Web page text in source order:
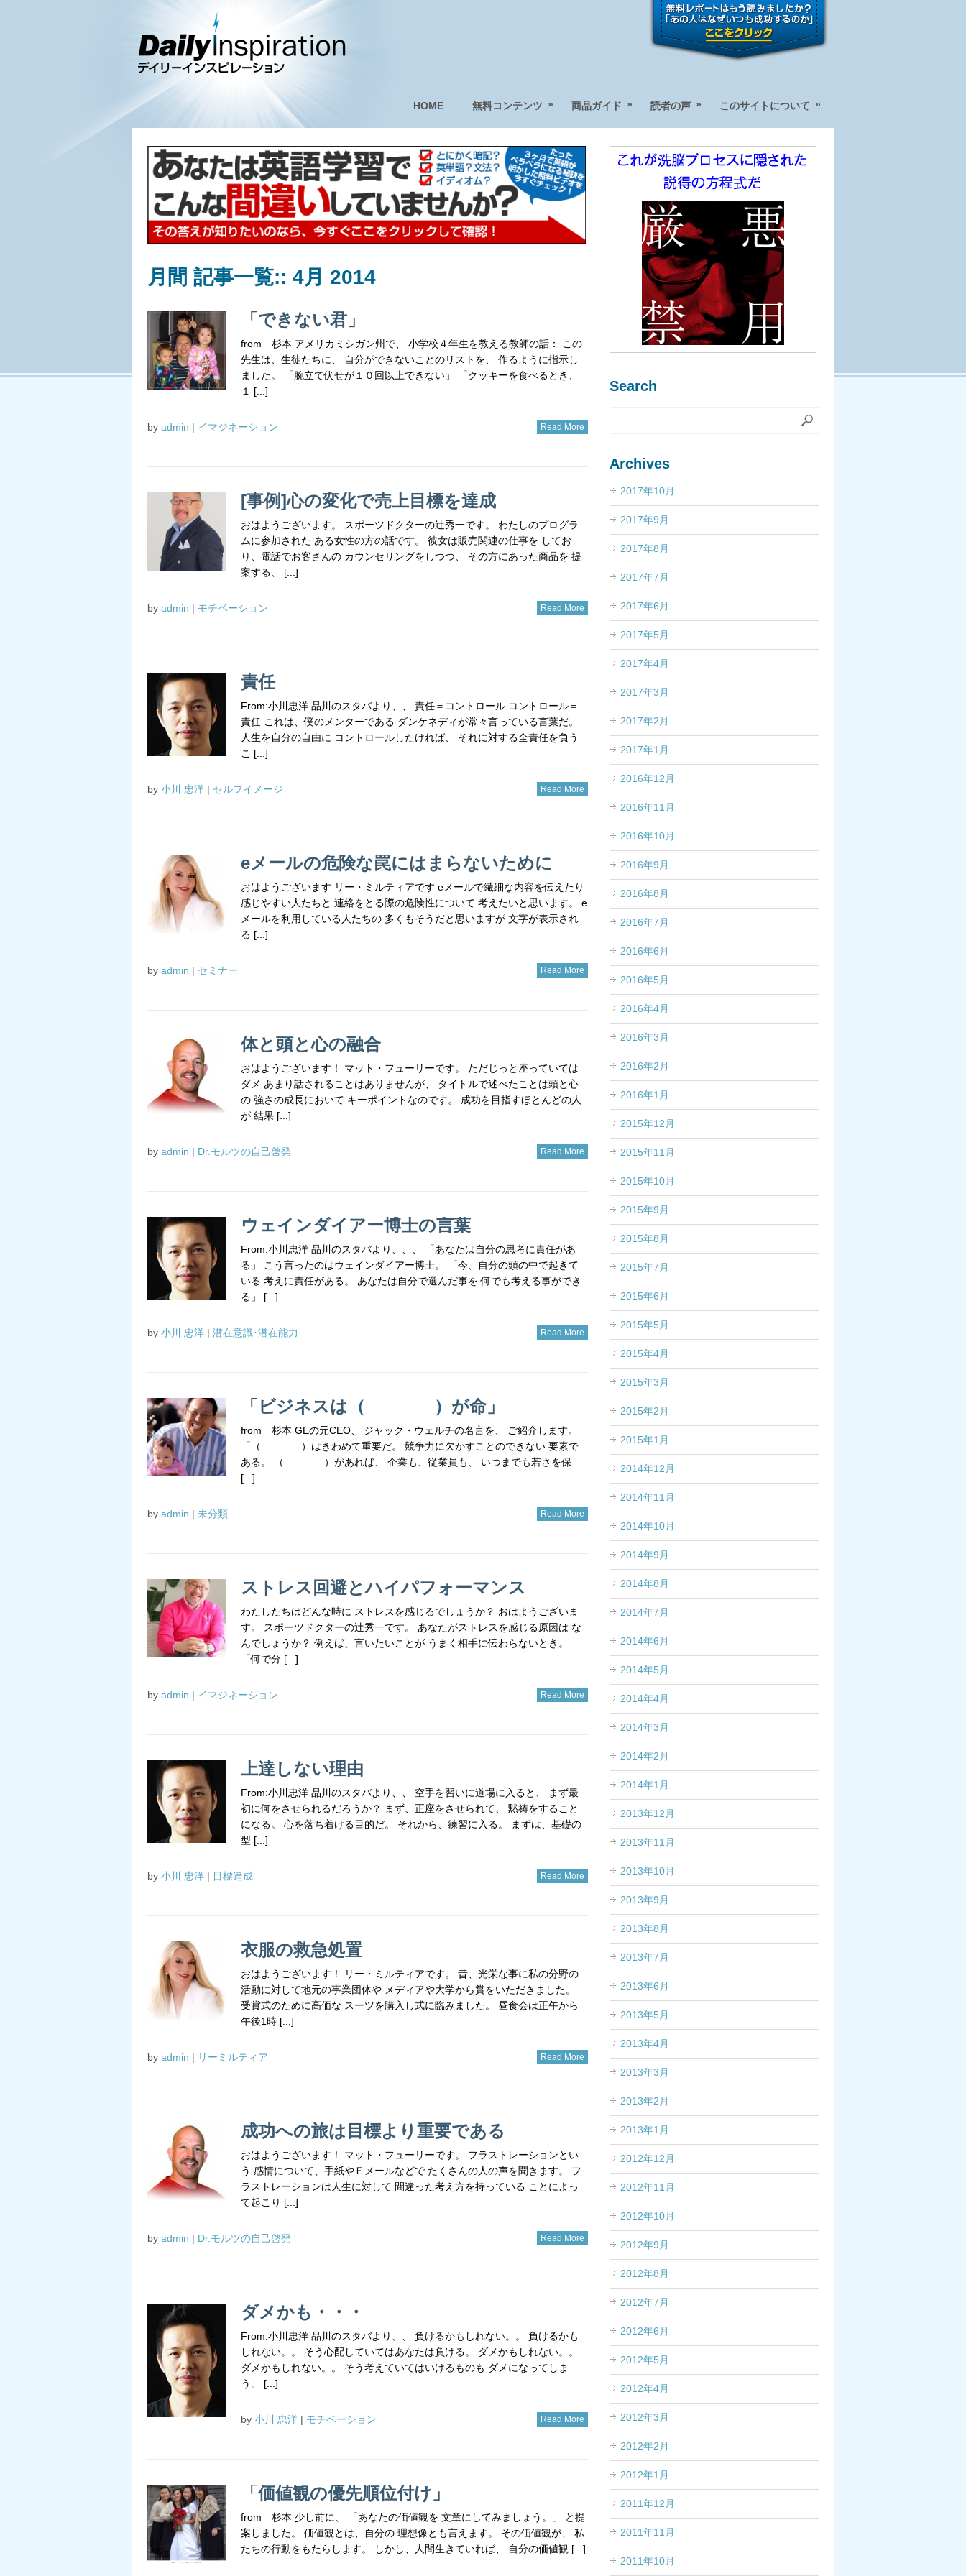
HOME 無料コンテンツ » 商品ガイド » 読者の声 » このサイトについて »
月間 記事一覧:: 4月 2014
「できない君」
from 杉本 アメリカミシガン州で、 小学校４年生を教える教師の話： この
先生は、生徒たちに、 自分ができないことのリストを、 作るように指示し
ました。 「腕立て伏せが１０回以上できない」 「クッキーを食べるとき、
１ [...]
by admin | イマジネーション Read More
[事例]心の変化で売上目標を達成
おはようございます。 スポーツドクターの辻秀一です。 わたしのプログラ
ムに参加された ある女性の方の話です。 彼女は販売関連の仕事を してお
り、電話でお客さんの カウンセリングをしつつ、 その方にあった商品を 提
案する、 [...]
by admin | モチベーション Read More
責任
From:小川忠洋 品川のスタバより、、 責任＝コントロール コントロール＝
責任 これは、僕のメンターである ダンケネディが常々言っている言葉だ。
人生を自分の自由に コントロールしたければ、 それに対する全責任を負う
こ [...]
by 小川 忠洋 | セルフイメージ Read More
eメールの危険な罠にはまらないために
おはようございます リー・ミルティアです eメールで繊細な内容を伝えたり
感じやすい人たちと 連絡をとる際の危険性について 考えたいと思います。 e
メールを利用している人たちの 多くもそうだと思いますが 文字が表示され
る [...]
by admin | セミナー Read More
体と頭と心の融合
おはようございます！ マット・フューリーです。 ただじっと座っていては
ダメ あまり話されることはありませんが、 タイトルで述べたことは頭と心
の 強さの成長において キーポイントなのです。 成功を目指すほとんどの人
が 結果 [...]
by admin | Dr.モルツの自己啓発 Read More
ウェインダイアー博士の言葉
From:小川忠洋 品川のスタバより、、、 「あなたは自分の思考に責任があ
る」 こう言ったのはウェインダイアー博士。 「今、自分の頭の中で起きて
いる 考えに責任がある。 あなたは自分で選んだ事を 何でも考える事ができ
る」 [...]
by 小川 忠洋 | 潜在意識･潜在能力 Read More
「ビジネスは（ ）が命」
from 杉本 GEの元CEO、 ジャック・ウェルチの名言を、 ご紹介します。
「（ ）はきわめて重要だ。 競争力に欠かすことのできない 要素で
ある。 （ ）があれば、 企業も、従業員も、 いつまでも若さを保
[...]
by admin | 未分類 Read More
ストレス回避とハイパフォーマンス
わたしたちはどんな時に ストレスを感じるでしょうか？ おはようございま
す。 スポーツドクターの辻秀一です。 あなたがストレスを感じる原因は な
んでしょうか？ 例えば、言いたいことが うまく相手に伝わらないとき。
「何で分 [...]
by admin | イマジネーション Read More
上達しない理由
From:小川忠洋 品川のスタバより、、 空手を習いに道場に入ると、 まず最
初に何をさせられるだろうか？ まず、正座をさせられて、 黙祷をすること
になる。 心を落ち着ける目的だ。 それから、練習に入る。 まずは、基礎の
型 [...]
by 小川 忠洋 | 目標達成 Read More
衣服の救急処置
おはようございます！ リー・ミルティアです。 昔、光栄な事に私の分野の
活動に対して地元の事業団体や メディアや大学から賞をいただきました。
受賞式のために高価な スーツを購入し式に臨みました。 昼食会は正午から
午後1時 [...]
by admin | リーミルティア Read More
成功への旅は目標より重要である
おはようございます！ マット・フューリーです。 フラストレーションとい
う 感情について、手紙やＥメールなどで たくさんの人の声を聞きます。 フ
ラストレーションは人生に対して 間違った考え方を持っている ことによっ
て起こり [...]
by admin | Dr.モルツの自己啓発 Read More
ダメかも・・・
From:小川忠洋 品川のスタバより、、 負けるかもしれない。。 負けるかも
しれない。。 そう心配していてはあなたは負ける。 ダメかもしれない。。
ダメかもしれない。。 そう考えていてはいけるものも ダメになってしま
う。 [...]
by 小川 忠洋 | モチベーション Read More
「価値観の優先順位付け」
from 杉本 少し前に、 「あなたの価値観を 文章にしてみましょう。」 と提
案しました。 価値観とは、自分の 理想像とも言えます。 その価値観が、 私
たちの行動をもたらします。 しかし、人間生きていれば、 自分の価値観 [...]
Search
Archives
2017年10月
2017年9月
2017年8月
2017年7月
2017年6月
2017年5月
2017年4月
2017年3月
2017年2月
2017年1月
2016年12月
2016年11月
2016年10月
2016年9月
2016年8月
2016年7月
2016年6月
2016年5月
2016年4月
2016年3月
2016年2月
2016年1月
2015年12月
2015年11月
2015年10月
2015年9月
2015年8月
2015年7月
2015年6月
2015年5月
2015年4月
2015年3月
2015年2月
2015年1月
2014年12月
2014年11月
2014年10月
2014年9月
2014年8月
2014年7月
2014年6月
2014年5月
2014年4月
2014年3月
2014年2月
2014年1月
2013年12月
2013年11月
2013年10月
2013年9月
2013年8月
2013年7月
2013年6月
2013年5月
2013年4月
2013年3月
2013年2月
2013年1月
2012年12月
2012年11月
2012年10月
2012年9月
2012年8月
2012年7月
2012年6月
2012年5月
2012年4月
2012年3月
2012年2月
2012年1月
2011年12月
2011年11月
2011年10月